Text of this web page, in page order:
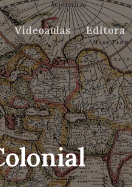
Videoaulas Editora